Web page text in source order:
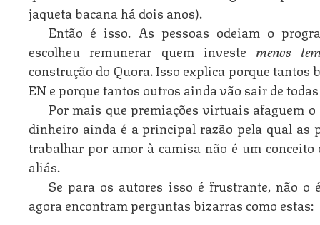
jaqueta bacana há dois anos).
Então é isso. As pessoas odeiam o
escolheu remunerar quem investe menos
construção do Quora. Isso explica porque tantos
EN e porque tantos outros ainda vão sair de
Por mais que premiações virtuais afaguem
dinheiro ainda é a principal razão pela qual as
trabalhar por amor à camisa não é um
aliás.
Se para os autores isso é frustrante, não o
agora encontram perguntas bizarras como estas: